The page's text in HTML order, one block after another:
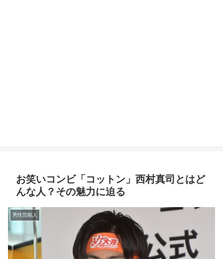
お笑いコンビ「コットン」西村真司とはど
んな人？その魅力に迫る
男性芸能人